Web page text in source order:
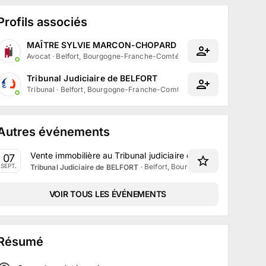
associés
MAÎTRE SYLVIE MARCON-CHOPARD
Avocat · Belfort, Bourgogne-Franche-Comté
Tribunal Judiciaire de BELFORT
Tribunal · Belfort, Bourgogne-Franche-Comté
événements
07
SEPT.
Vente immobilière au Tribunal judiciaire de Belfort le 7
Tribunal Judiciaire de BELFORT · Belfort, Bourgogne-Franche-
VOIR TOUS LES ÉVÉNEMENTS